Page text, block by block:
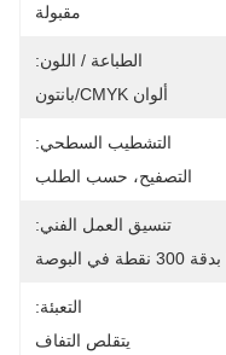
مقبولة
الطباعة / اللون:
ألوان CMYK/بانتون
التشطيب السطحي:
التصفيح، حسب الطلب
تنسيق العمل الفني:
التعبئة:
يتقلص التفاف